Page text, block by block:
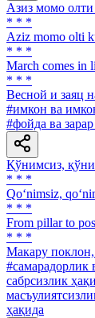
Азиз момо
* * *
Aziz momo olti
* * *
March comes in
* * *
Весной и заяц
#имкон ва
#фойда ва
Қўнимсиз,
* * *
Qo‘nimsiz,
* * *
From pillar to
* * *
Макару
#самарадорлик
сабрсизлик
ҳақида